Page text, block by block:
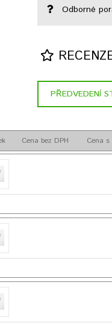
Odborné
PŘEDVEDENÍ
Cena bez DPH Cena s